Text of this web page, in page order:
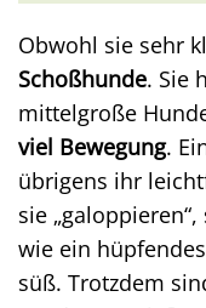
Obwohl sie sehr
Schoßhunde. Sie
mittelgroße
viel Bewegung.
übrigens ihr
sie
wie ein
süß. Trotzdem